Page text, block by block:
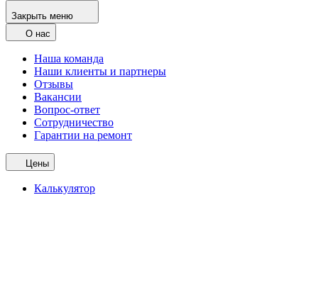
Закрыть меню
О нас
Наша команда
Наши клиенты и партнеры
Отзывы
Вакансии
Вопрос-ответ
Сотрудничество
Гарантии на ремонт
Цены
Калькулятор